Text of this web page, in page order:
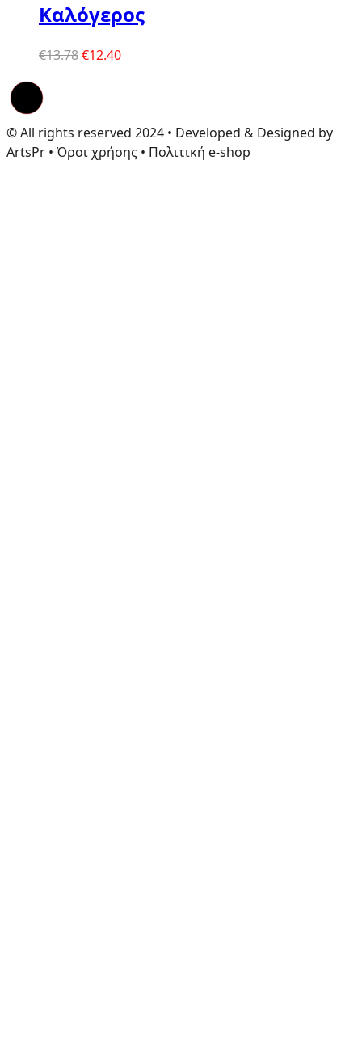
Καλόγερος
€13.78Original
€12.40Η
€12.40.
© All rights reserved 2024 • Developed & Designed by
ArtsPr • Όροι χρήσης • Πολιτική e-shop